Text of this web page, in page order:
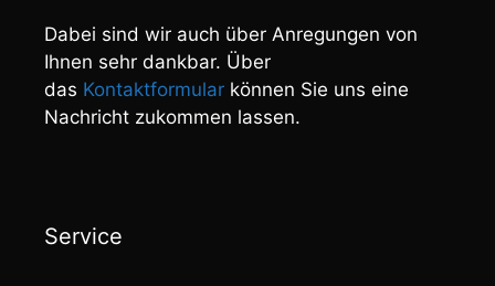
Dabei sind wir auch über Anregungen von
Ihnen sehr dankbar. Über
das Kontaktformular können Sie uns eine
Nachricht zukommen lassen.
Service